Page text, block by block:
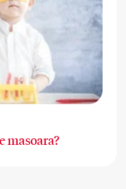
masoara?